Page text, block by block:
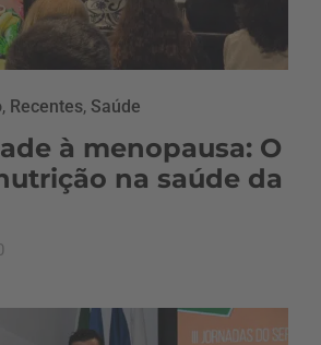
, Recentes, Saúde
à menopausa: O
na saúde da